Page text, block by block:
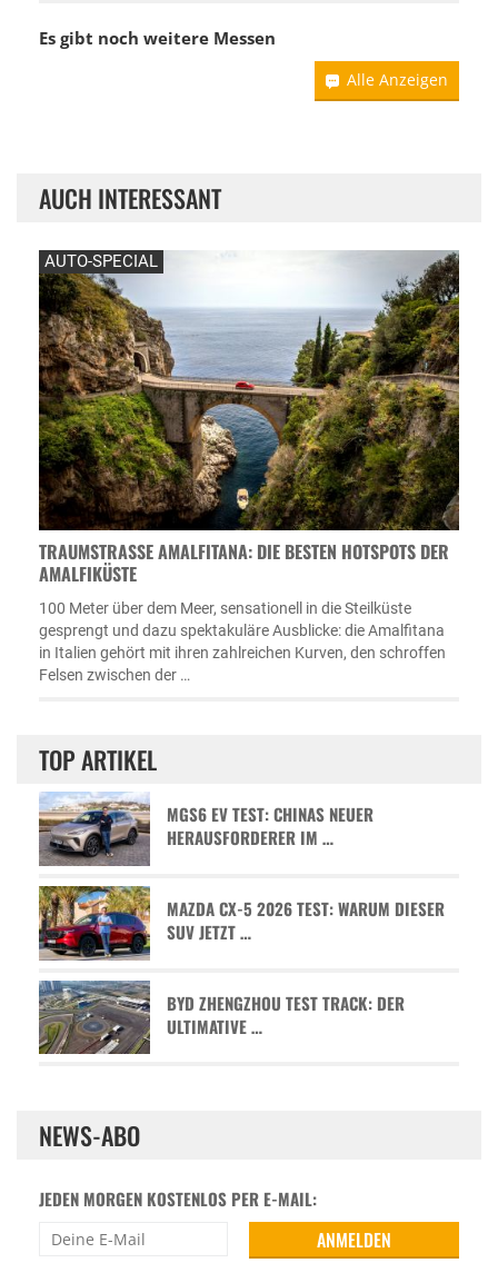
Es gibt noch weitere Messen
Alle Anzeigen
AUCH INTERESSANT
AUTO-SPECIAL
TRAUMSTRASSE AMALFITANA: DIE BESTEN HOTSPOTS DER A
MALFIKÜSTE
100 Meter über dem Meer, sensationell in die Steilküste
gesprengt und dazu spektakuläre Ausblicke: die Amalfitana
in Italien gehört mit ihren zahlreichen Kurven, den schroffen
Felsen zwischen der …
TOP ARTIKEL
MGS6 EV TEST: CHINAS NEUER
HERAUSFORDERER IM …
MAZDA CX-5 2026 TEST: WARUM DIESER
SUV JETZT …
BYD ZHENGZHOU TEST TRACK: DER
ULTIMATIVE …
NEWS-ABO
JEDEN MORGEN KOSTENLOS PER E-MAIL: